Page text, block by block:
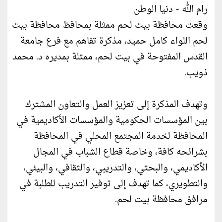
رام الله - دنيا الوطن
وقعت محافظة بيت لحم ممثلة بمحافظ محافظة بيت
لحم اللواء كامل حميد، مذكرة تفاهم مع فرع جامعة
القدس المفتوحة في بيت لحم، ممثلة بمديره د. محمد
ذويب.
وتهدف المذكرة إلى تعزيز العمل والتعاون المشترك
بين المؤسسات الحكومية والمؤسسات الأكاديمية في
المحافظة لخدمة المجتمع المحلي في المحافظة
بشرائحه كافة، وخاصة قطاع الشباب في المجال
الأكاديمي، والبحثي، والتدريبي، والثقافي، والبيئي،
والتطويري، كما تهدف إلى توفير التدريب للطلبة في
مرافق محافظة بيت لحم.